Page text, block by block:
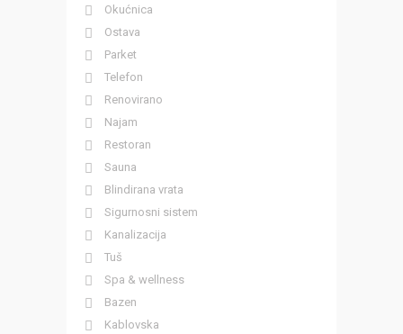
Okućnica
Ostava
Parket
Telefon
Renovirano
Najam
Restoran
Sauna
Blindirana vrata
Sigurnosni sistem
Kanalizacija
Tuš
Spa & wellness
Bazen
Kablovska